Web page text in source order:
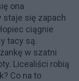
ona
staje się zapach
ciągnie
tacy są.
w szatni
Licealiści robią
Co na to